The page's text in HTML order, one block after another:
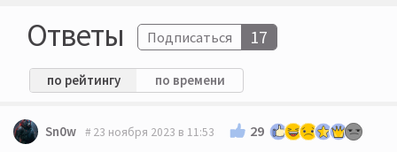
Ответы Подписаться 17
по рейтингу по времени
Sn0w 23 ноября 2023 в 11:53 29